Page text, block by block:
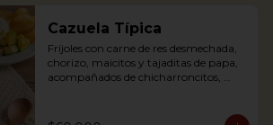
Cazuela Típica
Fríjoles con carne de res desmechada,
chorizo, maicitos y tajaditas de papa,
acompañados de chicharroncitos,